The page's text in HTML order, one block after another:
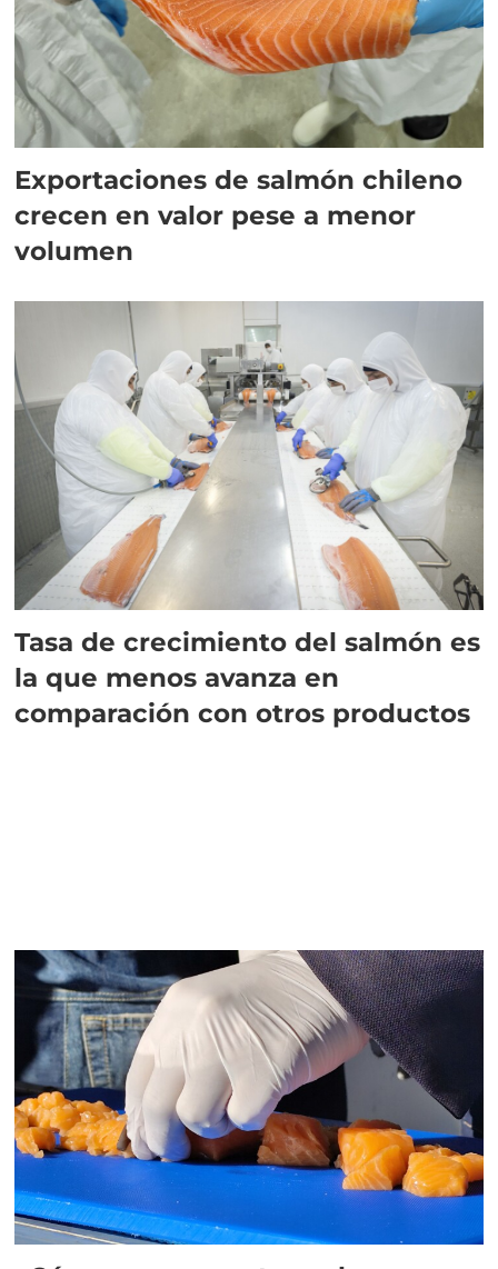
Exportaciones de salmón chileno
crecen en valor pese a menor
volumen
Tasa de crecimiento del salmón es
la que menos avanza en
comparación con otros productos